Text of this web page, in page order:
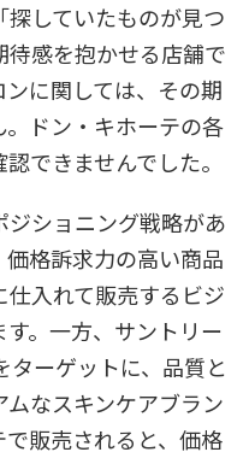
していたものが見つ
感を抱かせる店舗で
に関しては、その期
ドン・キホーテの各
できませんでした。
ジショニング戦略があ
格訴求力の高い商品
入れて販売するビジ
。一方、サントリー
ーゲットに、品質と
なスキンケアブラン
販売されると、価格